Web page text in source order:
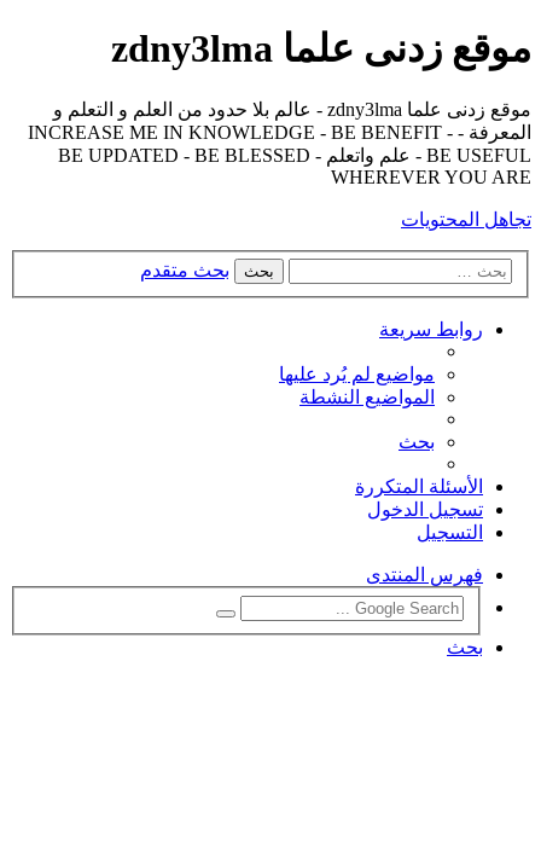
موقع زدنى علما zdny3lma
موقع زدنى علما zdny3lma - عالم بلا حدود من العلم و التعلم و
المعرفة - INCREASE ME IN KNOWLEDGE - BE BENEFIT -
BE USEFUL - علم واتعلم - BE UPDATED - BE BLESSED
WHEREVER YOU ARE
تجاهل المحتويات
بحث بحث متقدم
روابط سريعة
مواضيع لم يُرد عليها
المواضيع النشطة
بحث
الأسئلة المتكررة
تسجيل الدخول
التسجيل
فهرس المنتدى
بحث